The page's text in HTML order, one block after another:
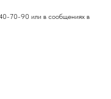
70-90 или в сообщениях в